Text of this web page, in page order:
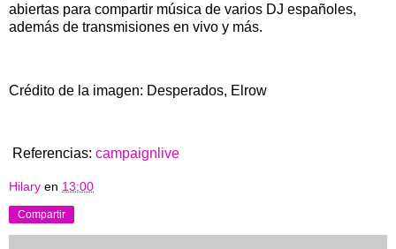
abiertas para compartir música de varios DJ españoles,
además de transmisiones en vivo y más.
Crédito de la imagen: Desperados, Elrow
Referencias: campaignlive
Hilary en 13:00
Compartir